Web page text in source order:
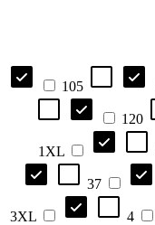
105
120
1XL
37
3XL 4